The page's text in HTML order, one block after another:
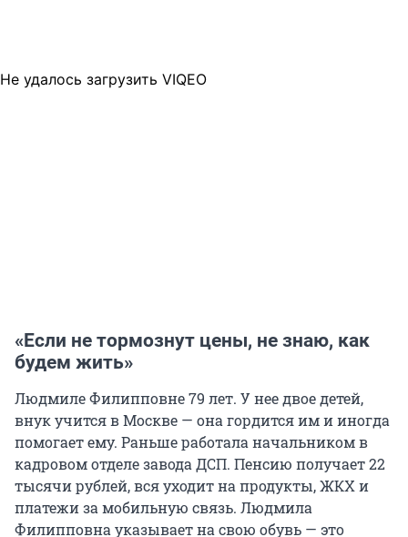
Не удалось загрузить VIQEO
«Если не тормознут цены, не знаю, как
будем жить»
Людмиле Филипповне 79 лет. У нее двое детей,
внук учится в Москве — она гордится им и иногда
помогает ему. Раньше работала начальником в
кадровом отделе завода ДСП. Пенсию получает 22
тысячи рублей, вся уходит на продукты, ЖКХ и
платежи за мобильную связь. Людмила
Филипповна указывает на свою обувь — это